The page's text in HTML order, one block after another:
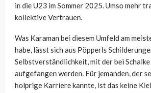
in die U23 im Sommer 2025. Umso mehr
kollektive Vertrauen.
Was Karaman bei diesem Umfeld am
habe, lässt sich aus Pöpperls
Selbstverständlichkeit, mit der bei
aufgefangen werden. Für jemanden, der
holprige Karriere kannte, ist das keine